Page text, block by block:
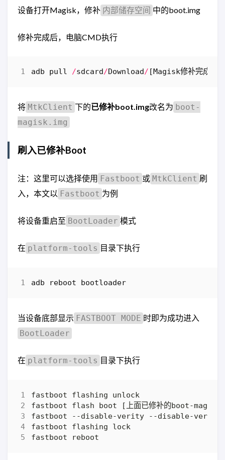
设备打开Magisk，修补 内部储存空间 中的boot.img
修补完成后，电脑CMD执行
adb pull /sdcard/Download/ [Magisk修补完成后
将 MtkClient 下的已修补boot.img改名为 boot-
magisk.img
刷入已修补Boot
注：这里可以选择使用 Fastboot 或 MtkClient 刷
入，本文以 Fastboot 为例
将设备重启至 BootLoader 模式
在 platform-tools 目录下执行
adb reboot bootloader
当设备底部显示 FASTBOOT MODE 时即为成功进入
BootLoader
在 platform-tools 目录下执行